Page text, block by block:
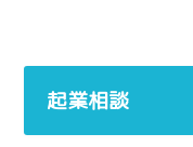
起業相談